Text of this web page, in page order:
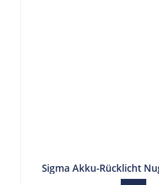
Sigma Akku-Rücklicht